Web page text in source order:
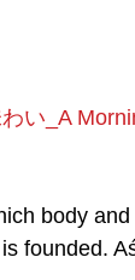
い_A
body
founded.